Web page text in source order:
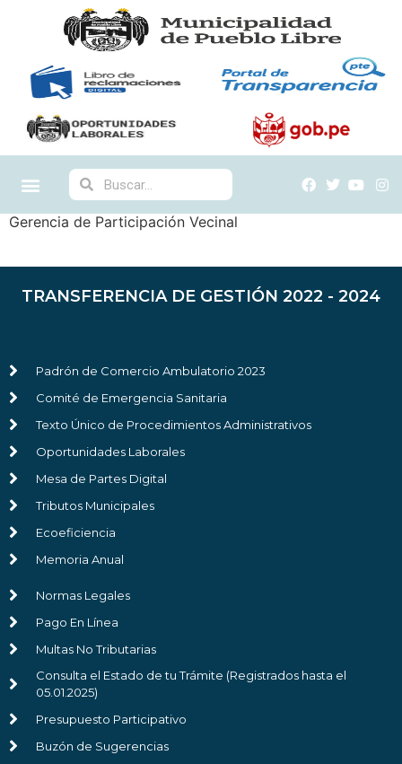
Gerencia de Participación Vecinal
TRANSFERENCIA DE GESTIÓN 2022 - 2024
Padrón de Comercio Ambulatorio 2023
Comité de Emergencia Sanitaria
Texto Único de Procedimientos Administrativos
Oportunidades Laborales
Mesa de Partes Digital
Tributos Municipales
Ecoeficiencia
Memoria Anual
Normas Legales
Pago En Línea
Multas No Tributarias
Consulta el Estado de tu Trámite (Registrados hasta el
05.01.2025)
Presupuesto Participativo
Buzón de Sugerencias